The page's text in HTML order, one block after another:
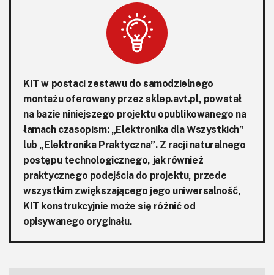
KIT w postaci zestawu do samodzielnego
montażu oferowany przez sklep.avt.pl, powstał
na bazie niniejszego projektu opublikowanego na
łamach czasopism: „Elektronika dla Wszystkich”
lub „Elektronika Praktyczna”. Z racji naturalnego
postępu technologicznego, jak również
praktycznego podejścia do projektu, przede
wszystkim zwiększającego jego uniwersalność,
KIT konstrukcyjnie może się różnić od
opisywanego oryginału.